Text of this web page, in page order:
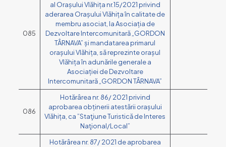
085
al Orașului Vlăhița nr.15/2021 privind
aderarea Orașului Vlăhița în calitate de
membru asociat, la Asociația de
Dezvoltare Intercomunitară „GORDON
TÂRNAVA” și mandatarea primarul
orașului Vlăhița, să reprezinte orașul
Vlăhița în adunările generale a
Asociației de Dezvoltare
Intercomunitară „GORDON TÂRNAVA”
086
Hotărârea nr. 86/ 2021 privind
aprobarea obținerii atestării orașului
Vlăhița, ca ”Staţiune Turistică de Interes
Naţional/Local”
Hotărârea nr. 87/ 2021 de aprobarea